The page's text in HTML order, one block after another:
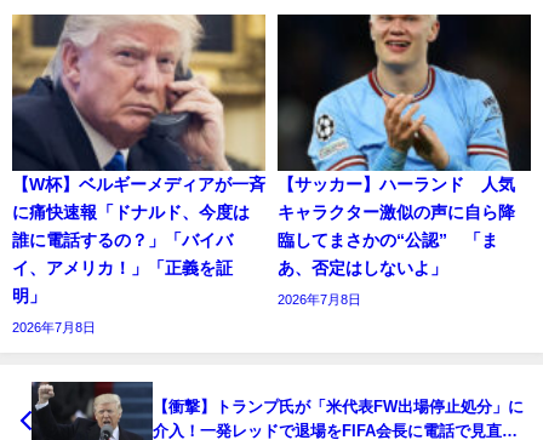
【W杯】ベルギーメディアが一斉
に痛快速報「ドナルド、今度は
誰に電話するの？」「バイバ
イ、アメリカ！」「正義を証
明」
2026年7月8日
【サッカー】ハーランド 人気
キャラクター激似の声に自ら降
臨してまさかの“公認” 「ま
あ、否定はしないよ」
2026年7月8日
【衝撃】トランプ氏が「米代表FW出場停止処分」に
介入！一発レッドで退場をFIFA会長に電話で見直し